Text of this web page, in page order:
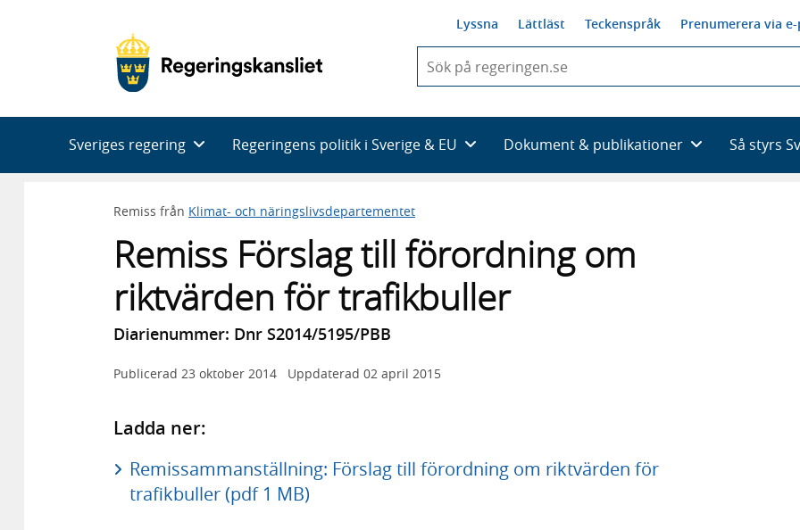
Lyssna Lättläst Teckenspråk Prenumerera via
du
skriva
framträder
en
Sveriges regering Regeringens politik i Sverige & EU Dokument & publikationer Så styrs
Remiss från Klimat- och näringslivsdepartementet
Remiss Förslag till förordning om
riktvärden för trafikbuller
Diarienummer: Dnr S2014/5195/PBB
Publicerad 23 oktober 2014 Uppdaterad 02 april 2015
Ladda ner:
Remissammanställning: Förslag till förordning om riktvärden för
trafikbuller (pdf 1 MB)